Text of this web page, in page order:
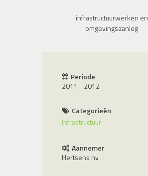
infrastructuurwerken en
omgevingsaanleg
Periode
2011 - 2012
Categorieën
Infrastructuur
Aannemer
Hertsens nv